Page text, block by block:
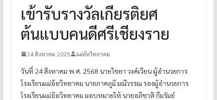
เข้ารับรางวัลเกียรติยศ
ต้นแบบคนดีศรีเชียงราย
24 สิงหาคม 2025 แม่อ้อวิทยาคม
วันที่ 24 สิงหาคม พ.ศ. 2568 นายไชยา วงค์เวียน ผู้อำนวยการ
โรงเรียนแม่อ้อวิทยาคม นายภาคภูมิ มณีวรรณ รองผู้อำนวยการ
โรงเรียนแม่อ้อวิทยาคม มอบหมายให้ นายอภิชาติ กึมรัมย์